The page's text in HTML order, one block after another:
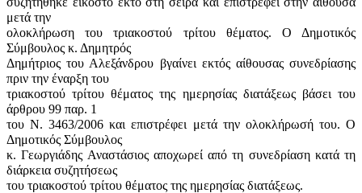
μετά την
ολοκλήρωση του τριακοστού τρίτου θέματος. Ο Δημοτικός
Σύμβουλος κ. Δημητρός
Δημήτριος του Αλεξάνδρου βγαίνει εκτός αίθουσας συνεδρίασης
πριν την έναρξη του
τριακοστού τρίτου θέματος της ημερησίας διατάξεως βάσει του
άρθρου 99 παρ. 1
του Ν. 3463/2006 και επιστρέφει μετά την ολοκλήρωσή του. Ο
Δημοτικός Σύμβουλος
κ. Γεωργιάδης Αναστάσιος αποχωρεί από τη συνεδρίαση κατά τη
διάρκεια συζητήσεως
του τριακοστού τρίτου θέματος της ημερησίας διατάξεως.